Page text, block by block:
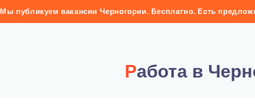
Мы публикуем вакансии Черногории. Бесплатно. Есть
Работа в